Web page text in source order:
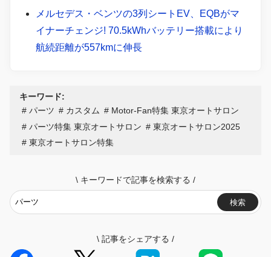
メルセデス・ベンツの3列シートEV、EQBがマ
イナーチェンジ! 70.5kWhバッテリー搭載により
航続距離が557kmに伸長
キーワード:
パーツ
カスタム
Motor-Fan特集 東京オートサロン
パーツ特集 東京オートサロン
東京オートサロン2025
東京オートサロン特集
\ キーワードで記事を検索する /
検索
\ 記事をシェアする /